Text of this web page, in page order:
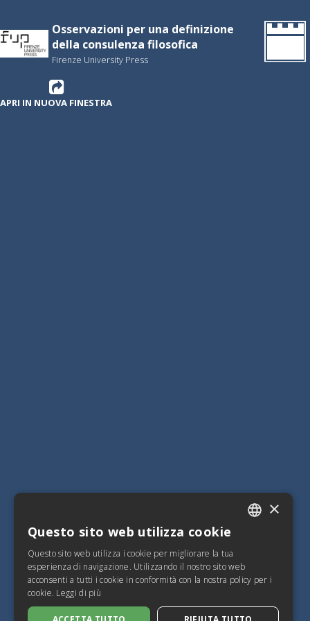
Osservazioni per una definizione
della consulenza filosofica
Firenze University Press
APRI IN NUOVA FINESTRA
FRENCH
ENGLISH
×
Questo sito web utilizza cookie
Questo sito web utilizza i cookie per migliorare la tua
esperienza di navigazione. Utilizzando il nostro sito web
acconsenti a tutti i cookie in conformità con la nostra policy per i
cookie. Leggi di più